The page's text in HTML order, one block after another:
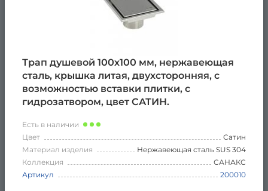
Трап душевой 100х100 мм, нержавеющая
сталь, крышка литая, двухсторонняя, с
возможностью вставки плитки, с
гидрозатвором, цвет САТИН.
Есть в наличии
Цвет
Сатин
Материал изделия
Нержавеющая сталь SUS 304
Коллекция
САНАКС
Артикул
200010